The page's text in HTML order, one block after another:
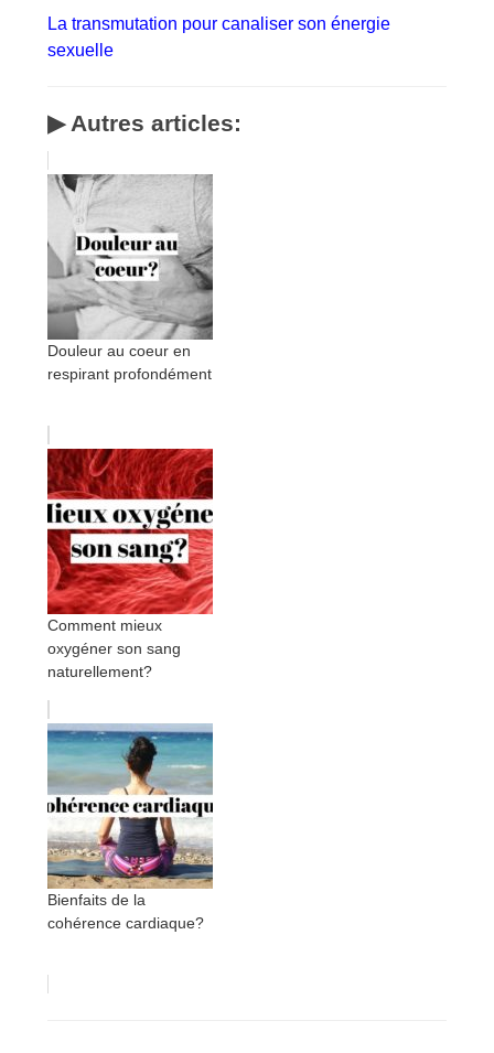
La transmutation pour canaliser son énergie
sexuelle
▶ Autres articles:
Douleur au coeur en
respirant profondément
Comment mieux
oxygéner son sang
naturellement?
Bienfaits de la
cohérence cardiaque?